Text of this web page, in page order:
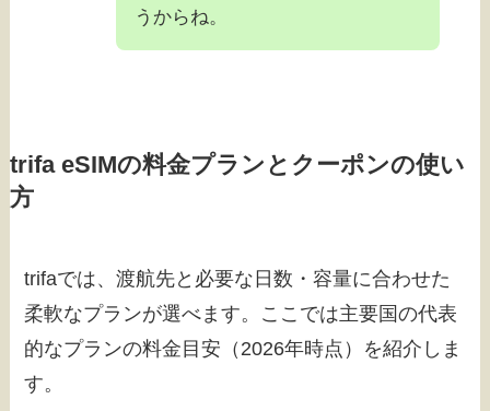
うからね。
trifa eSIMの料金プランとクーポンの使い
方
trifaでは、渡航先と必要な日数・容量に合わせた
柔軟なプランが選べます。ここでは主要国の代表
的なプランの料金目安（2026年時点）を紹介しま
す。